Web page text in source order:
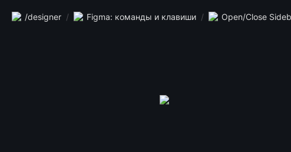
/designer / Figma: команды и клавиши / Open/Close